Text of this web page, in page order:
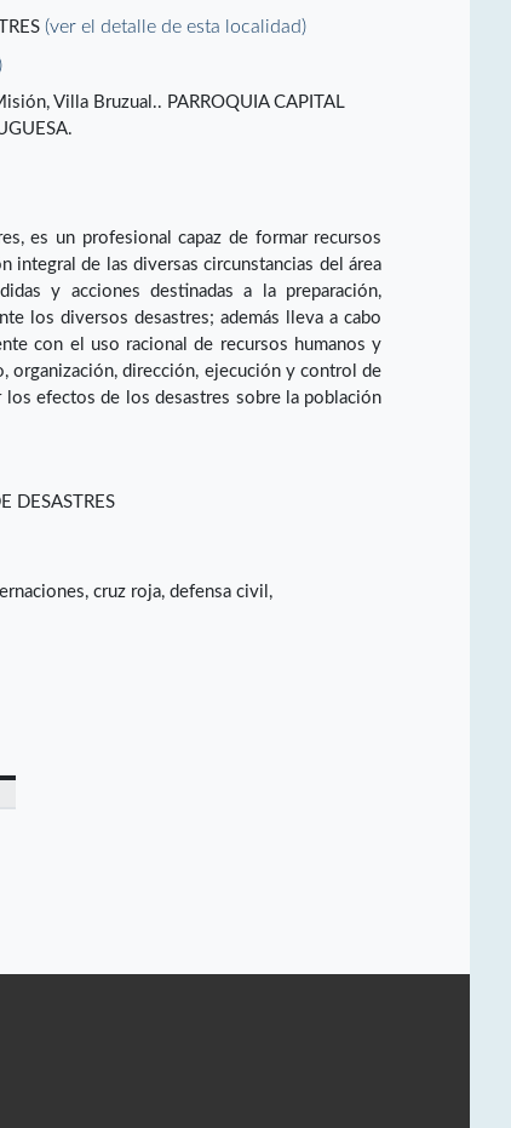
(ver el detalle de esta localidad)
Villa Bruzual.. PARROQUIA CAPITAL
es un profesional capaz de formar recursos
integral de las diversas circunstancias del área
y acciones destinadas a la preparación,
los diversos desastres; además lleva a cabo
con el uso racional de recursos humanos y
organización, dirección, ejecución y control de
efectos de los desastres sobre la población
DESASTRES
cruz roja, defensa civil,